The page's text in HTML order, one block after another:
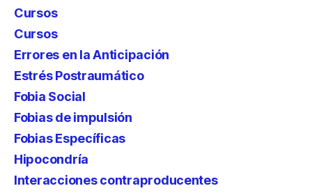
Cursos
Cursos
Errores en la Anticipación
Estrés Postraumático
Fobia Social
Fobias de impulsión
Fobias Específicas
Hipocondría
Interacciones contraproducentes